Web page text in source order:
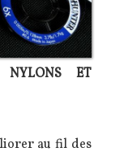
NYLONS ET
au fil des